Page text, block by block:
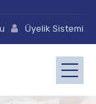
Üyelik Sistemi